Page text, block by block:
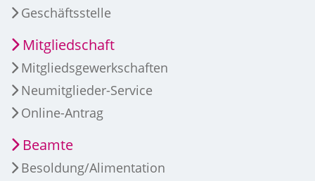
Geschäftsstelle
Mitgliedschaft
Mitgliedsgewerkschaften
Neumitglieder-Service
Online-Antrag
Beamte
Besoldung/Alimentation